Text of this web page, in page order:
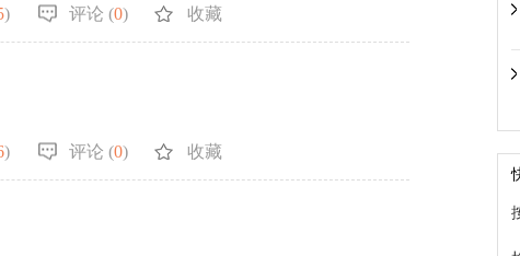
) 评论 (0) 收藏
) 评论 (0) 收藏